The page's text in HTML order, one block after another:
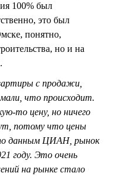
100% был
это был
понятно,
но и на
с продажи,
что происходит.
то цену, но ничего
потому что цены
данным ЦИАН, рынок
году. Это очень
на рынке стало